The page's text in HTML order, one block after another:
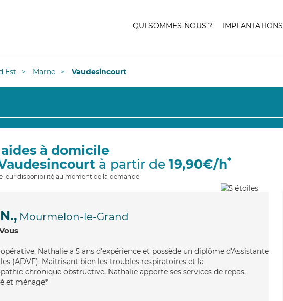
QUI SOMMES-NOUS ? IMPLANTATIONS
Est Marne Vaudesincourt
aides à domicile
à partir de 19,90€/h*
leur disponibilité au moment de la demande
Mourmelon-le-Grand
Nathalie a 5 ans d'expérience et possède un diplôme d'Assistante
(ADVF). Maitrisant bien les troubles respiratoires et la
chronique obstructive, Nathalie apporte ses services de repas,
et ménage*